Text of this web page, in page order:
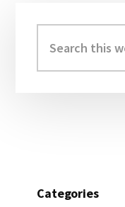
Sidebar
this
website
Categories